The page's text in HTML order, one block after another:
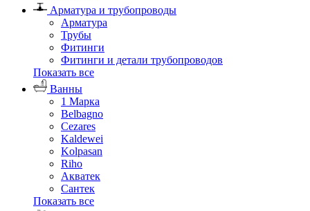
Арматура и трубопроводы
Арматура
Трубы
Фитинги
Фитинги и детали трубопроводов
Показать все
Ванны
1 Марка
Belbagno
Cezares
Kaldewei
Kolpasan
Riho
Акватек
Сантек
Показать все